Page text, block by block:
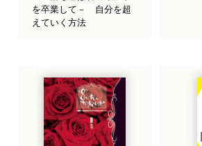
を卒業して－ 自分を超
えていく方法